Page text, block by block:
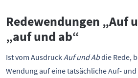
Redewendungen „Auf
„auf und ab“
Ist vom AusdruckAuf und Abdie Rede,
Wendung auf eine tatsächliche Auf-